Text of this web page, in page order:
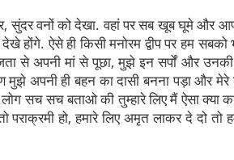
सुंदर वनों को देखा. वहां पर सब खूब घूमे
ऐसे ही किसी मनोरम द्वीप पर हम
से अपनी मां से पूछा, मुझे इन सर्पों और उनकी
मुझे अपनी ही बहन का दासी बनना पड़ा और
सच सच बताओ की तुम्हारे लिए मैं ऐसा क्या
हो, हमारे लिए अमृत लाकर दे दो तो